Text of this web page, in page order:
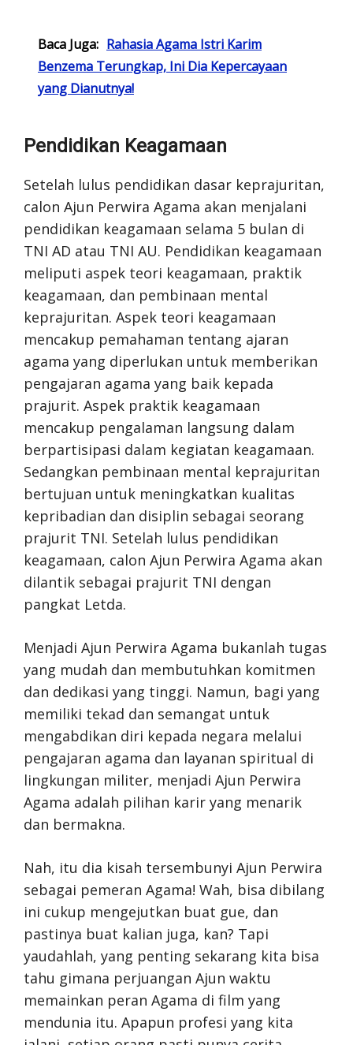
Baca Juga: Rahasia Agama Istri Karim
Benzema Terungkap, Ini Dia Kepercayaan
yang Dianutnya!
Pendidikan Keagamaan
Setelah lulus pendidikan dasar keprajuritan,
calon Ajun Perwira Agama akan menjalani
pendidikan keagamaan selama 5 bulan di
TNI AD atau TNI AU. Pendidikan keagamaan
meliputi aspek teori keagamaan, praktik
keagamaan, dan pembinaan mental
keprajuritan. Aspek teori keagamaan
mencakup pemahaman tentang ajaran
agama yang diperlukan untuk memberikan
pengajaran agama yang baik kepada
prajurit. Aspek praktik keagamaan
mencakup pengalaman langsung dalam
berpartisipasi dalam kegiatan keagamaan.
Sedangkan pembinaan mental keprajuritan
bertujuan untuk meningkatkan kualitas
kepribadian dan disiplin sebagai seorang
prajurit TNI. Setelah lulus pendidikan
keagamaan, calon Ajun Perwira Agama akan
dilantik sebagai prajurit TNI dengan
pangkat Letda.
Menjadi Ajun Perwira Agama bukanlah tugas
yang mudah dan membutuhkan komitmen
dan dedikasi yang tinggi. Namun, bagi yang
memiliki tekad dan semangat untuk
mengabdikan diri kepada negara melalui
pengajaran agama dan layanan spiritual di
lingkungan militer, menjadi Ajun Perwira
Agama adalah pilihan karir yang menarik
dan bermakna.
Nah, itu dia kisah tersembunyi Ajun Perwira
sebagai pemeran Agama! Wah, bisa dibilang
ini cukup mengejutkan buat gue, dan
pastinya buat kalian juga, kan? Tapi
yaudahlah, yang penting sekarang kita bisa
tahu gimana perjuangan Ajun waktu
memainkan peran Agama di film yang
mendunia itu. Apapun profesi yang kita